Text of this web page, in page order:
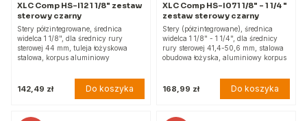
XLC Comp HS-I12 1 1/8" zestaw
sterowy czarny
Stery półzintegrowane, średnica
widelca 1 1/8", dla średnicy rury
sterowej 44 mm, tuleja łożyskowa
stalowa, korpus aluminiowy
142,49 zł Do koszyka
XLC Comp HS-I071 1/8" - 1 1/4 "
zestaw sterowy czarny
Stery (półzintegrowane), średnica
widelca 1 1/8" - 1 1/4", dla średnicy
rury sterowej 41,4-50,6 mm, stalowa
obudowa łożyska, aluminiowy korpus
168,99 zł Do koszyka